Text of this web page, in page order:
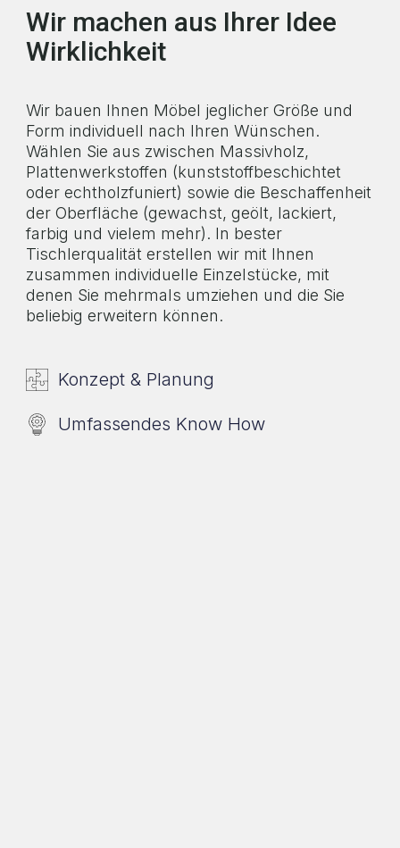
Wir machen aus Ihrer Idee
Wirklichkeit
Wir bauen Ihnen Möbel jeglicher Größe und
Form individuell nach Ihren Wünschen.
Wählen Sie aus zwischen Massivholz,
Plattenwerkstoffen (kunststoffbeschichtet
oder echtholzfuniert) sowie die Beschaffenheit
der Oberfläche (gewachst, geölt, lackiert,
farbig und vielem mehr). In bester
Tischlerqualität erstellen wir mit Ihnen
zusammen individuelle Einzelstücke, mit
denen Sie mehrmals umziehen und die Sie
beliebig erweitern können.
Konzept & Planung
Umfassendes Know How